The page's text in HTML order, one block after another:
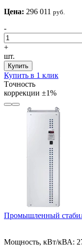
Цена: 296 011 руб.
-
+
шт.
Купить
Купить в 1 клик
Tочность
коррекции ±1%
Промышленный
Мощность, кВт/кВА: